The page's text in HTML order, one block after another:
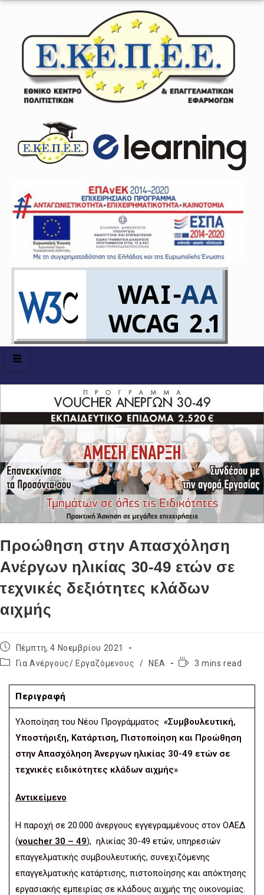
Προώθηση στην Απασχόληση
Ανέργων ηλικίας 30-49 ετών σε
τεχνικές δεξιότητες κλάδων
αιχμής
Πέμπτη, 4 Νοεμβρίου 2021
Για Ανέργους/ Εργαζόμενους
/ ΝΕΑ 3 mins read
Περιγραφή
Υλοποίηση του Νέου Προγράμματος «Συμβουλευτική,
Υποστήριξη, Κατάρτιση, Πιστοποίηση και Προώθηση
στην Απασχόληση Άνεργων ηλικίας 30-49 ετών σε
τεχνικές ειδικότητες κλάδων αιχμής»
Αντικείμενο
Η παροχή σε 20.000 άνεργους εγγεγραμμένους στον ΟΑΕΔ
(voucher 30 – 49), ηλικίας 30-49 ετών, υπηρεσιών
επαγγελματικής συμβουλευτικής, συνεχιζόμενης
επαγγελματικής κατάρτισης, πιστοποίησης και απόκτησης
εργασιακής εμπειρίας σε κλάδους αιχμής της οικονομίας.